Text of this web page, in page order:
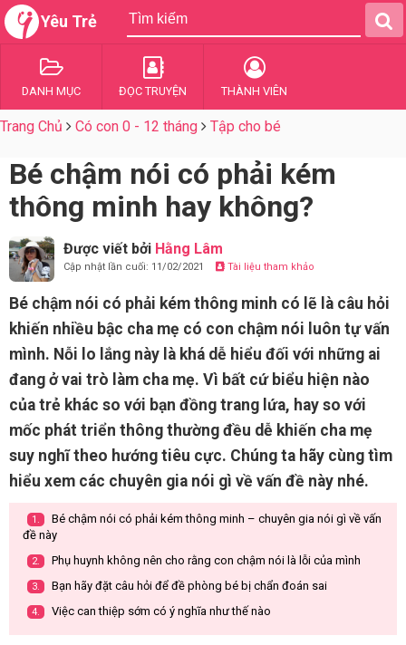
Yêu Trẻ
DANH MỤC ĐỌC TRUYỆN THÀNH VIÊN
Trang Chủ Có con 0 - 12 tháng Tập cho bé
Bé chậm nói có phải kém
thông minh hay không?
Được viết bởi Hằng Lâm
Cập nhật lần cuối: 11/02/2021 Tài liệu tham khảo
Bé chậm nói có phải kém thông minh có lẽ là câu hỏi
khiến nhiều bậc cha mẹ có con chậm nói luôn tự vấn
mình. Nỗi lo lắng này là khá dễ hiểu đối với những ai
đang ở vai trò làm cha mẹ. Vì bất cứ biểu hiện nào
của trẻ khác so với bạn đồng trang lứa, hay so với
mốc phát triển thông thường đều dễ khiến cha mẹ
suy nghĩ theo hướng tiêu cực. Chúng ta hãy cùng tìm
hiểu xem các chuyên gia nói gì về vấn đề này nhé.
1.
Bé chậm nói có phải kém thông minh – chuyên gia nói gì về vấn
đề này
2. Phụ huynh không nên cho rằng con chậm nói là lỗi của mình
3. Bạn hãy đặt câu hỏi để đề phòng bé bị chẩn đoán sai
4. Việc can thiệp sớm có ý nghĩa như thế nào